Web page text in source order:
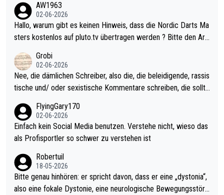
Allerdings ist Mitchell Lawrie als Nummer 1 der Welt eh qualifi
ziert. Somit ändert die automatische Qualifikation des Weltmei
sters erstmal nichts. Ich denke sie wollen damit für nächstes J
ohl wenig WDF Turniere spielen. Dies war bei Archie Self letzt
es Jahr der Fall. Er musste als amtierender Weltmeister durch
den Qualifier und ich glaube kaum, dass Mitchel sich das (in Ve
el hat.
AW1963
02-06-2026
Hallo, warum gibt es keinen Hinweis, dass die Nordic Darts Ma
sters kostenlos auf pluto.tv übertragen werden ? Bitte den Arti
Grobi
02-06-2026
Nee, die dämlichen Schreiber, also die, die beleidigende, rassis
tische und/ oder sexistische Kommentare schreiben, die sollte
s Leben in den Griff kriegen. Nur eins wundert mich: Luke Little
r war doch neulich erst derjenige, der über Social Media GvV p
rovoziert hat. Und Littlers Mutter schießt öfters mal gegen Ric
FlyingGary170
02-06-2026
Einfach kein Social Media benutzen. Verstehe nicht, wieso das
als Profisportler so schwer zu verstehen ist
Robertuil
18-05-2026
Bitte genau hinhören: er spricht davon, dass er eine „dystonia“,
also eine fokale Dystonie, eine neurologische Bewegungsstöru